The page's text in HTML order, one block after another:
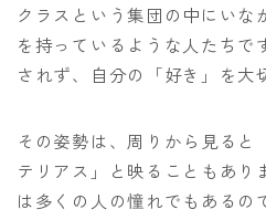
クラスという集団の中にい
を持っているような人たち
されず、自分の「好き」を大
その姿勢は、周りから見ると
テリアス」と映ることもあり
は多くの人の憧れでもあるの